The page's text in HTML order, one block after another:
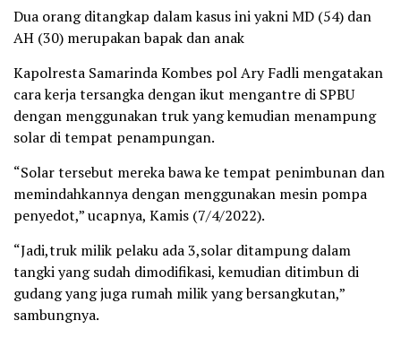
Dua orang ditangkap dalam kasus ini yakni MD (54) dan
AH (30) merupakan bapak dan anak
Kapolresta Samarinda Kombes pol Ary Fadli mengatakan
cara kerja tersangka dengan ikut mengantre di SPBU
dengan menggunakan truk yang kemudian menampung
solar di tempat penampungan.
“Solar tersebut mereka bawa ke tempat penimbunan dan
memindahkannya dengan menggunakan mesin pompa
penyedot,” ucapnya, Kamis (7/4/2022).
“Jadi,truk milik pelaku ada 3,solar ditampung dalam
tangki yang sudah dimodifikasi, kemudian ditimbun di
gudang yang juga rumah milik yang bersangkutan,”
sambungnya.